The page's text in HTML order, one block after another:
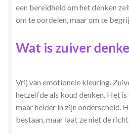
een bereidheid om het denken
om te oordelen, maar om te
Wat is zuiver
Vrij van emotionele kleuring.
hetzelfde als koud denken. Het
maar helder in zijn onderscheid.
bestaan, maar laat ze niet de